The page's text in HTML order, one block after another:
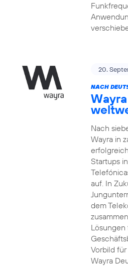
20.
NACH
Nach
Wayra in
Startups
auf. In
dem
Vorbild
Wayra